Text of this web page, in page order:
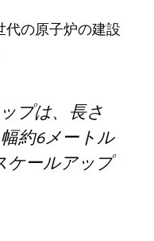
代の原子炉の建設
プは、長さ
約6メートル
ケールアップ